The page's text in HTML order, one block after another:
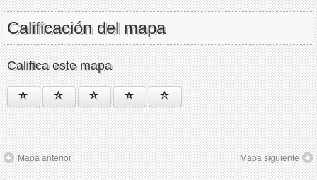
Calificación del mapa
Califica este mapa
Mapa anterior Mapa siguiente